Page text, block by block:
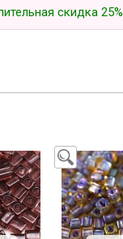
скидка 25%